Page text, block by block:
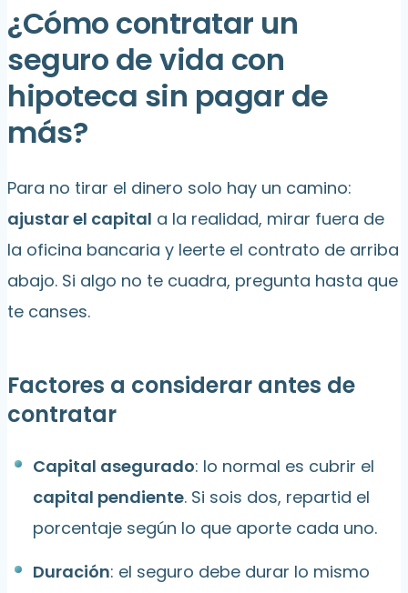
¿Cómo contratar un
seguro de vida con
hipoteca sin pagar de
más?
Para no tirar el dinero solo hay un camino:
ajustar el capital a la realidad, mirar fuera de
la oficina bancaria y leerte el contrato de arriba
abajo. Si algo no te cuadra, pregunta hasta que
te canses.
Factores a considerar antes de
contratar
Capital asegurado: lo normal es cubrir el
capital pendiente. Si sois dos, repartid el
porcentaje según lo que aporte cada uno.
Duración: el seguro debe durar lo mismo